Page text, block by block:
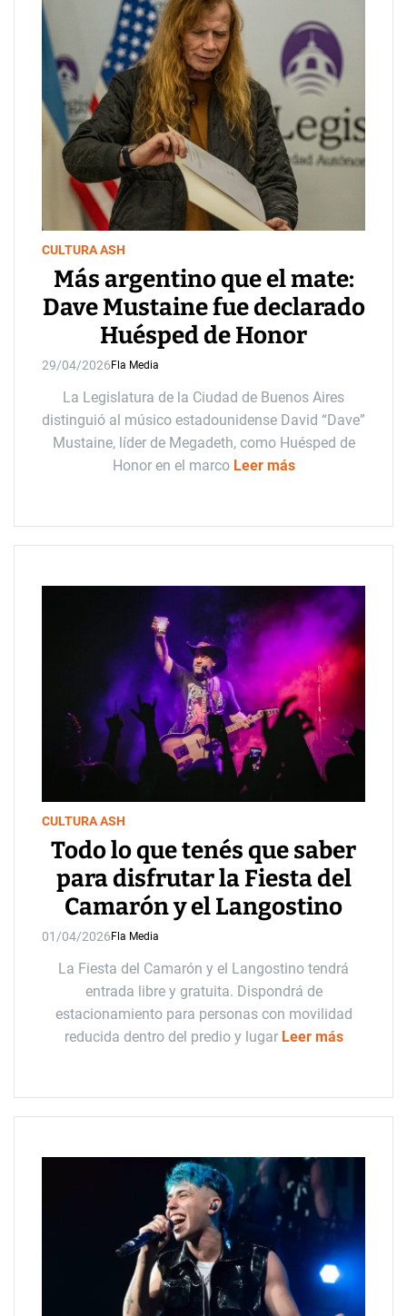
CULTURA ASH
Más argentino que el mate:
Dave Mustaine fue declarado
Huésped de Honor
29/04/2026 Fla Media
La Legislatura de la Ciudad de Buenos Aires
distinguió al músico estadounidense David “Dave”
Mustaine, líder de Megadeth, como Huésped de
Honor en el marco Leer más
CULTURA ASH
Todo lo que tenés que saber
para disfrutar la Fiesta del
Camarón y el Langostino
01/04/2026 Fla Media
La Fiesta del Camarón y el Langostino tendrá
entrada libre y gratuita. Dispondrá de
estacionamiento para personas con movilidad
reducida dentro del predio y lugar Leer más